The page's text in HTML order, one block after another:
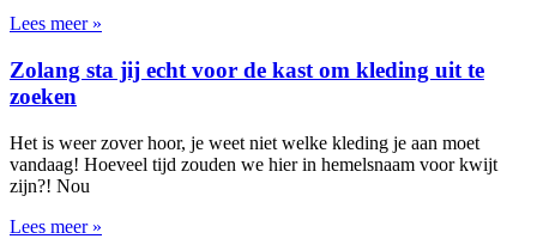
Lees meer »
Zolang sta jij echt voor de kast om kleding uit te
zoeken
Het is weer zover hoor, je weet niet welke kleding je aan moet
vandaag! Hoeveel tijd zouden we hier in hemelsnaam voor kwijt
zijn?! Nou
Lees meer »